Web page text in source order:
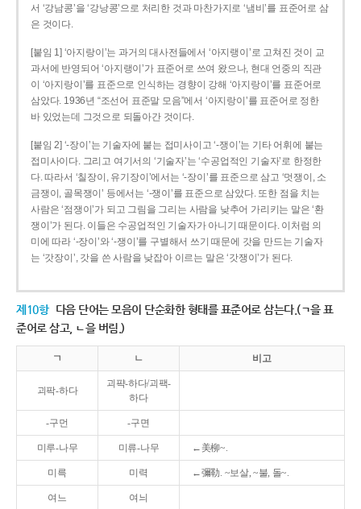
서 ‘강남콩’을 ‘강낭콩’으로 처리한 것과 마찬가지로 ‘냄비’를 표준어로 삼
은 것이다.
[붙임 1] ‘아지랑이’는 과거의 대사전들에서 ‘아지랭이’로 고쳐진 것이 교
과서에 반영되어 ‘아지랭이’가 표준어로 쓰여 왔으나, 현대 언중의 직관
이 ‘아지랑이’를 표준으로 인식하는 경향이 강해 ‘아지랑이’를 표준어로
삼았다. 1936년 “조선어 표준말 모음”에서 ‘아지랑이’를 표준어로 정한
바 있었는데 그것으로 되돌아간 것이다.
[붙임 2] ‘-장이’는 기술자에 붙는 접미사이고 ‘-쟁이’는 기타 어휘에 붙는
접미사이다. 그리고 여기서의 ‘기술자’는 ‘수공업적인 기술자’로 한정한
다. 따라서 ‘칠장이, 유기장이’에서는 ‘-장이’를 표준으로 삼고 ‘멋쟁이, 소
금쟁이, 골목쟁이’ 등에서는 ‘-쟁이’를 표준으로 삼았다. 또한 점을 치는
사람은 ‘점쟁이’가 되고 그림을 그리는 사람을 낮추어 가리키는 말은 ‘환
쟁이’가 된다. 이들은 수공업적인 기술자가 아니기 때문이다. 이처럼 의
미에 따라 ‘-장이’와 ‘-쟁이’를 구별해서 쓰기 때문에 갓을 만드는 기술자
는 ‘갓장이’, 갓을 쓴 사람을 낮잡아 이르는 말은 ‘갓쟁이’가 된다.
제10항 다음 단어는 모음이 단순화한 형태를 표준어로 삼는다.(ㄱ을 표
준어로 삼고, ㄴ을 버림.)
ㄱ ㄴ 비고
괴팍-하다
괴퍅-하다/괴팩-
하다
-구먼 -구면
미루-나무 미류-나무 ←美柳~.
미륵 미력 ←彌勒. ~보살, ~불, 돌~.
여느 여늬